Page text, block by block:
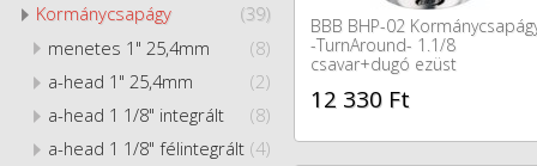
(39)
Kormánycsapágy
(8)
menetes 1" 25,4mm
(2)
a-head 1" 25,4mm
(8)
a-head 1 1/8" integrált
(4)
a-head 1 1/8" félintegrált
BBB BHP-02
-TurnAround- 1.1/8
csavar+dugó ezüst
12 330 Ft